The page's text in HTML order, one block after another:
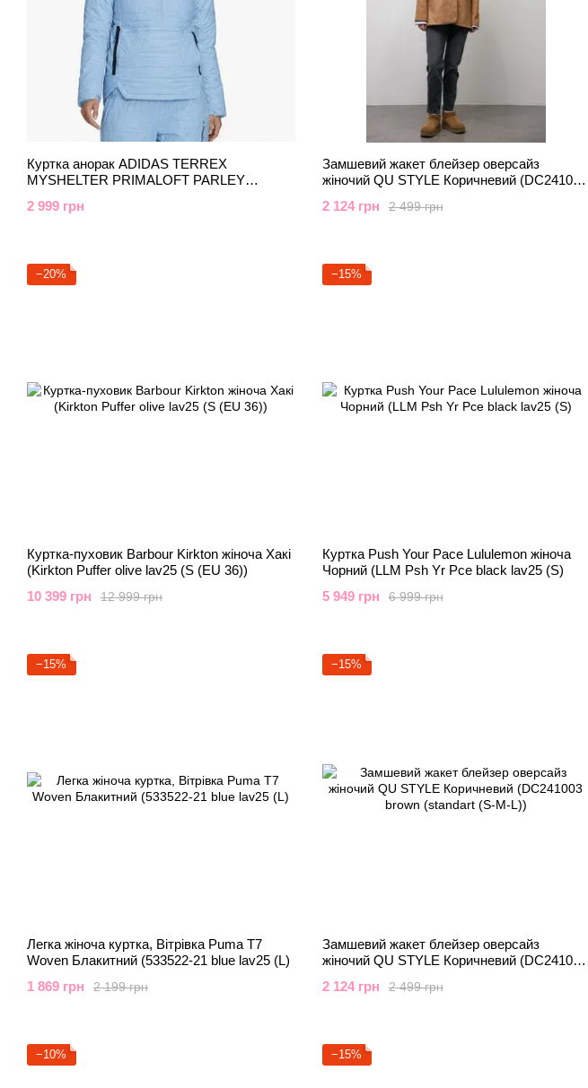
Куртка анорак ADIDAS TERREX
MYSHELTER PRIMALOFT PARLEY
(GV4816 blue (жіноча-M, чоловіча-S)
2 999 грн
Замшевий жакет блейзер оверсайз
жіночий QU STYLE Коричневий (DC241003
2 499 грн
2 124 грн
−20%
Куртка-пуховик Barbour Kirkton жіноча Хакі
(Kirkton Puffer olive lav25 (S (EU 36))
12 999 грн
10 399 грн
−15%
Куртка Push Your Pace Lululemon жіноча
Чорний (LLM Psh Yr Pce black lav25 (S)
6 999 грн
5 949 грн
−15%
Легка жіноча куртка, Вітрівка Puma T7
Woven Блакитний (533522-21 blue lav25 (L)
2 199 грн
1 869 грн
−15%
Замшевий жакет блейзер оверсайз
жіночий QU STYLE Коричневий (DC241003
2 499 грн
2 124 грн
−10% −15%